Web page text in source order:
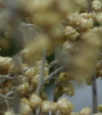
KARTA STOMIKA
PRAWA PACJENTA
PRZYDATNE LINKI